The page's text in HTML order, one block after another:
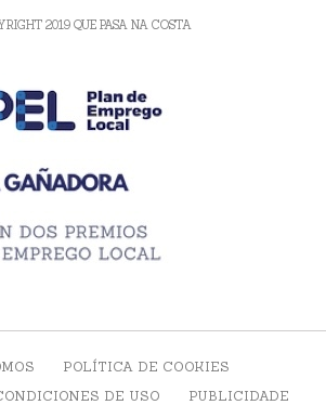
2019 QUE PASA NA COSTA
POLÍTICA DE COOKIES
DE USO
PUBLICIDADE